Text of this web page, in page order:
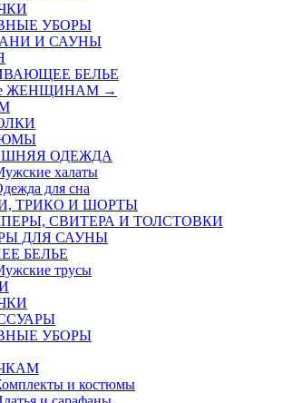
УБОРЫ
И САУНЫ
БЕЛЬЕ
ЖЕНЩИНАМ →
ОДЕЖДА
халаты
для сна
ТРИКО И ШОРТЫ
СВИТЕРА И ТОЛСТОВКИ
ДЛЯ САУНЫ
БЕЛЬЕ
трусы
УБОРЫ
и костюмы